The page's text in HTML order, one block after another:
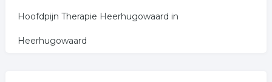
Hoofdpijn Therapie Heerhugowaard in
Heerhugowaard